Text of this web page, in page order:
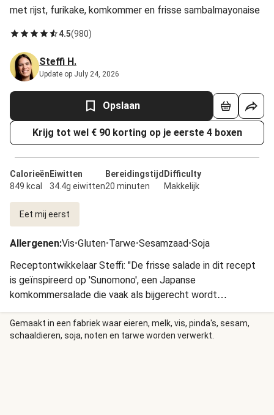
met rijst, furikake, komkommer en frisse sambalmayonaise
4.5(980)
Steffi H.
Update op July 24, 2026
Opslaan
Krijg tot wel € 90 korting op je eerste 4 boxen
Calorieën
849 kcal
Eiwitten
34.4g eiwitten
Bereidingstijd
20 minuten
Difficulty
Makkelijk
Eet mij eerst
Allergenen:Vis•Gluten•Tarwe•Sesamzaad•Soja
Receptontwikkelaar Steffi: "De frisse salade in dit recept
is geïnspireerd op 'Sunomono', een Japanse
komkommersalade die vaak als bijgerecht wordt
geserveerd. De dressing bestaat uit eenvoudige maar
smaakvolle ingrediënten, en om aan dit recept een
luxueuze draai te geven, heb ik er edamame aan
Gemaakt in een fabriek waar eieren, melk, vis, pinda's, sesam,
schaaldieren, soja, noten en tarwe worden verwerkt.